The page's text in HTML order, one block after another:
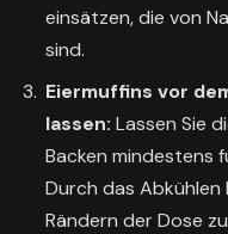
einsätzen, die von
sind.
Eiermuffins vor
lassen: Lassen Sie
Backen mindestens
Durch das Abkühlen
Rändern der Dose